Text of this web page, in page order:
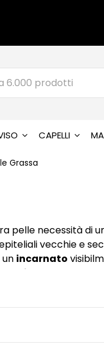
CAPELLI
Grassa
pelle necessità di
vecchie e
incarnato
settimana
a
grassa si presenta
un incarnato